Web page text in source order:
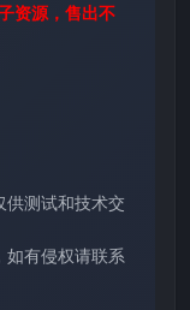
资源，售出不
供测试和技术交
如有侵权请联系